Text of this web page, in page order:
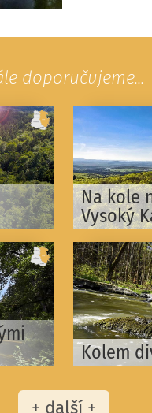
doporučujeme...
Na kole
Vysoký
Kolem
+ další +